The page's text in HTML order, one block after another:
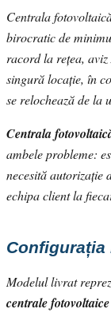
Centrala
birocratic de
racord la rețea,
singură locație, în
se relochează de la
Centrala
ambele probleme:
necesită autorizație
echipa client la
Modelul livrat
centrale